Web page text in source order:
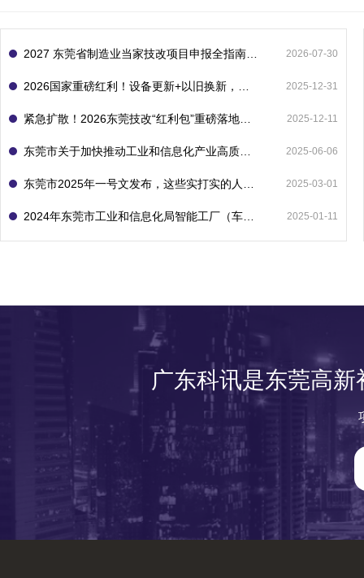
2026-07-30
2025-12-31
2025-12-11
2025-06-06
2025-03-01
2025-01-11
广东科讯是东莞高